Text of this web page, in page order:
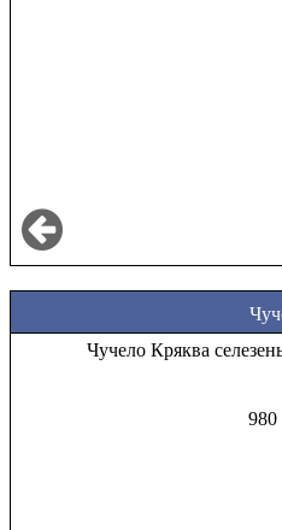
Чучело Кряква
980